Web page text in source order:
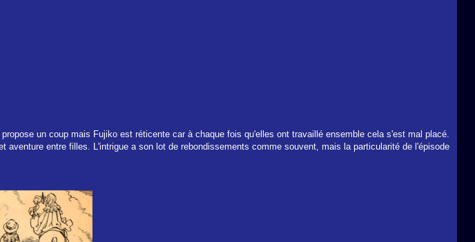
un coup mais Fujiko est réticente car à chaque fois qu'elles ont travaillé ensemble cela s'est mal placé.
aventure entre filles. L'intrigue a son lot de rebondissements comme souvent, mais la particularité de l'épisode